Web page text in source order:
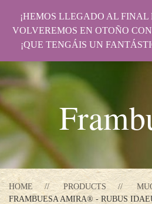
HOME PRODUCTS
FRAMBUESA AMIRA® - RUBUS
¡HEMOS LLEGADO AL
VOLVEREMOS EN OTOÑO
¡QUE TENGÁIS UN